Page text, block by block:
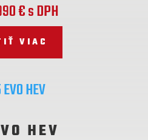
€ s DPH
VIAC
HEV